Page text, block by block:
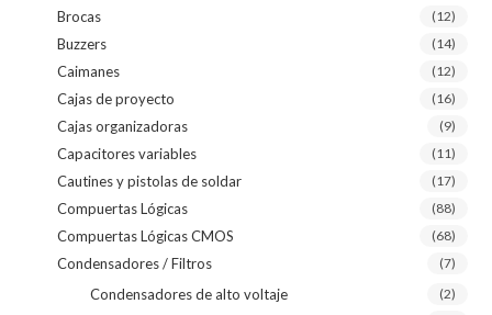
Brocas (12)
Buzzers (14)
Caimanes (12)
Cajas de proyecto (16)
Cajas organizadoras (9)
Capacitores variables (11)
Cautines y pistolas de soldar (17)
Compuertas Lógicas (88)
Compuertas Lógicas CMOS (68)
Condensadores / Filtros (7)
Condensadores de alto voltaje (2)